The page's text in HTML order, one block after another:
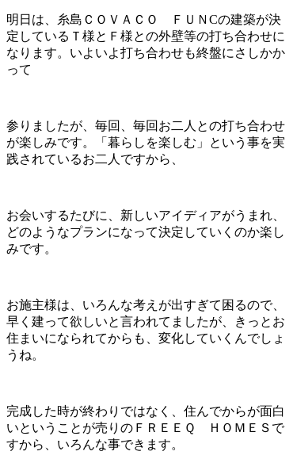
明日は、糸島ＣＯＶＡＣＯ ＦＵＮCの建築が決
定しているＴ様とＦ様との外壁等の打ち合わせに
なります。いよいよ打ち合わせも終盤にさしかか
って
参りましたが、毎回、毎回お二人との打ち合わせ
が楽しみです。「暮らしを楽しむ」という事を実
践されているお二人ですから、
お会いするたびに、新しいアイディアがうまれ、
どのようなプランになって決定していくのか楽し
みです。
お施主様は、いろんな考えが出すぎて困るので、
早く建って欲しいと言われてましたが、きっとお
住まいになられてからも、変化していくんでしょ
うね。
完成した時が終わりではなく、住んでからが面白
いということが売りのＦＲＥＥＱ ＨＯＭＥＳで
すから、いろんな事できます。